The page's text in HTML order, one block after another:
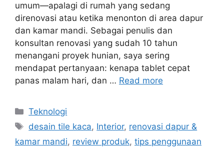
umum—apalagi di rumah yang sedang
direnovasi atau ketika menonton di area dapur
dan kamar mandi. Sebagai penulis dan
konsultan renovasi yang sudah 10 tahun
menangani proyek hunian, saya sering
mendapat pertanyaan: kenapa tablet cepat
panas malam hari, dan … Read more
Categories
Teknologi
Tags
desain tile kaca, Interior, renovasi dapur &
kamar mandi, review produk, tips penggunaan